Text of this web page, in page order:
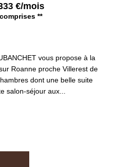
€/mois
**
vous propose à la
Roanne proche Villerest de
dont une belle suite
salon-séjour aux...